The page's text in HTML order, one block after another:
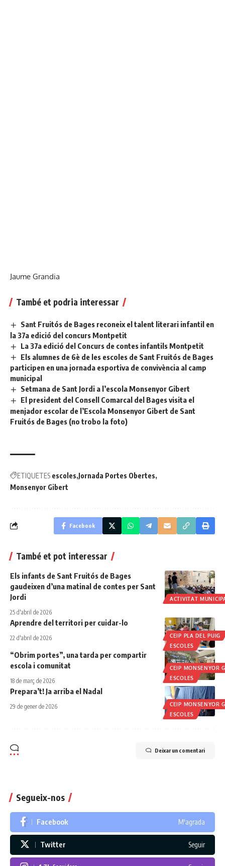
Jaume Grandia
També et podria interessar
Sant Fruitós de Bages reconeix el talent literari infantil en
la 37a edició del concurs Montpetit
La 37a edició del Concurs de contes infantils Montpetit
Els alumnes de 6è de les escoles de Sant Fruitós de Bages
participen en una jornada esportiva de convivència al camp
municipal
Setmana de Sant Jordi a l’escola Monsenyor Gibert
El president del Consell Comarcal del Bages visita el
menjador escolar de l’Escola Monsenyor Gibert de Sant
Fruitós de Bages (no trobo la foto)
ETIQUETES escoles Jornada Portes Obertes
Monsenyor Gibert
Facebook
També et pot interessar
ACTIVITAT
Els infants de Sant Fruitós de Bages
gaudeixen d’una matinal de contes per Sant
Jordi
25 d'abril de 2026
CEIP PLA DEL PUIG
ESCOLES
Aprendre del territori per cuidar-lo
22 d'abril de 2026
CEIP MONSENYOR
ESCOLES
“Obrim portes”, una tarda per compartir
escola i comunitat
18 de març de 2026
CEIP MONSENYOR
ESCOLES
Prepara’t! Ja arriba el Nadal
29 de gener de 2026
Deixar un comentari
Segueix-nos
Facebook M'agrada
Twitter Seguir